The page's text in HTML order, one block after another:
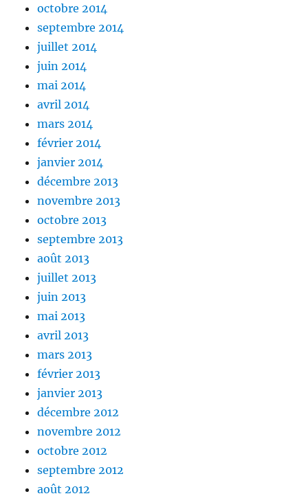
octobre 2014
septembre 2014
juillet 2014
juin 2014
mai 2014
avril 2014
mars 2014
février 2014
janvier 2014
décembre 2013
novembre 2013
octobre 2013
septembre 2013
août 2013
juillet 2013
juin 2013
mai 2013
avril 2013
mars 2013
février 2013
janvier 2013
décembre 2012
novembre 2012
octobre 2012
septembre 2012
août 2012